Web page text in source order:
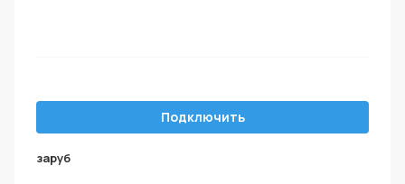
Подключить
заруб